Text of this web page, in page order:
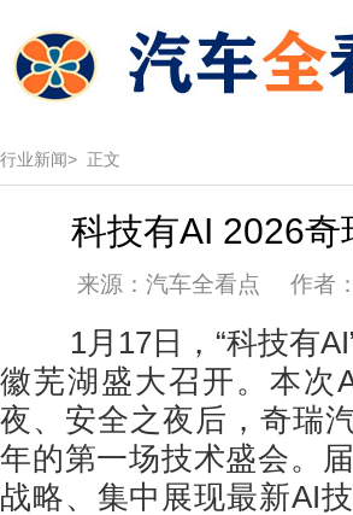
行业新闻> 正文
科技有AI 2026
来源：汽车全看点 作者
1月17日，“科技有
徽芜湖盛大召开。本次
夜、安全之夜后，奇瑞
年的第一场技术盛会。
战略、集中展现最新AI